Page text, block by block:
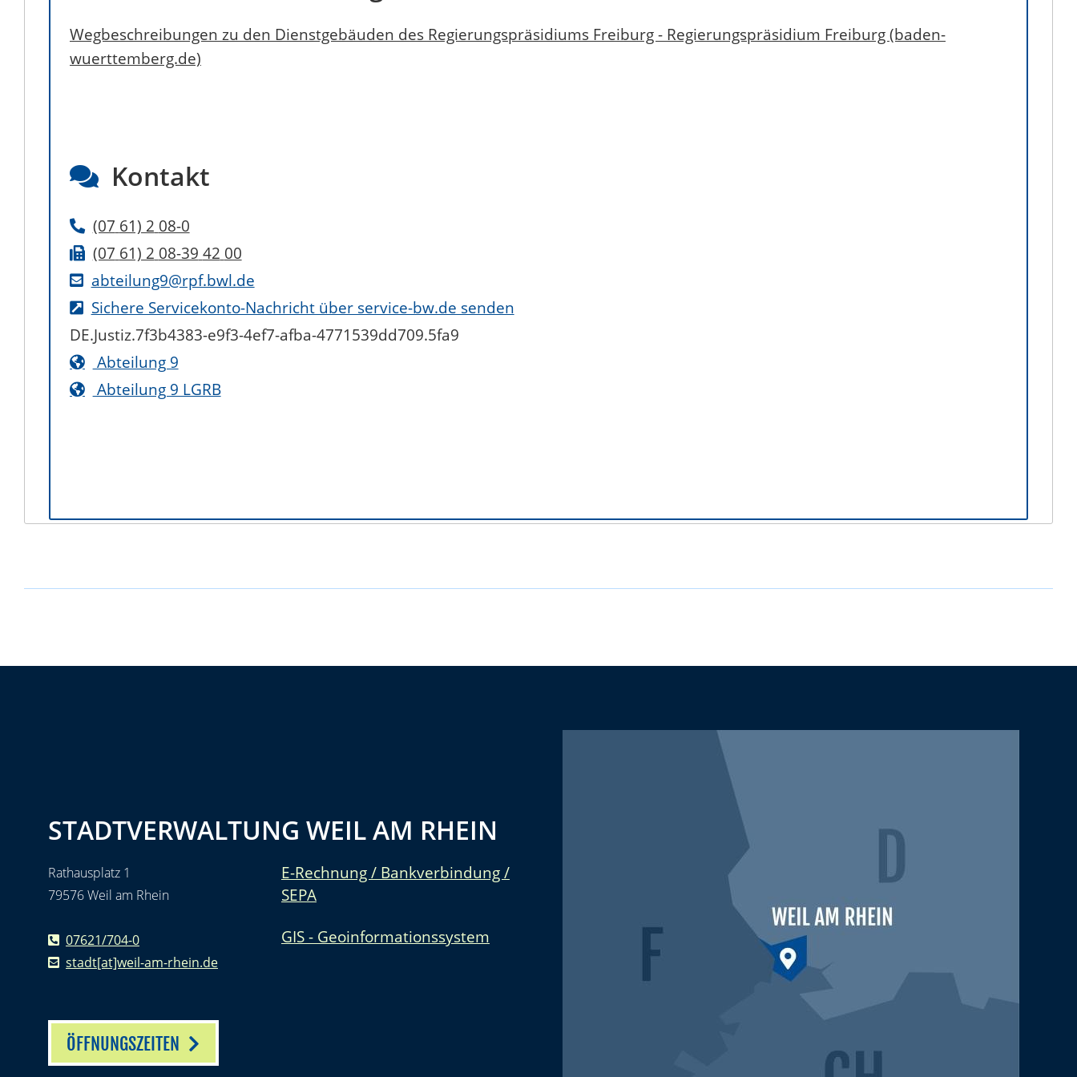
Wegbeschreibungen zu den Dienstgebäuden des Regierungspräsidiums Freiburg - Regierungspräsidium Freiburg (baden-
wuerttemberg.de)
Kontakt
(07 61) 2 08-0
(07 61) 2 08-39 42 00
abteilung9@rpf.bwl.de
Sichere Servicekonto-Nachricht über service-bw.de senden
DE.Justiz.7f3b4383-e9f3-4ef7-afba-4771539dd709.5fa9
Abteilung 9
Abteilung 9 LGRB
STADTVERWALTUNG WEIL AM RHEIN
Rathausplatz 1
79576 Weil am Rhein
07621/704-0
stadt[at]weil-am-rhein.de
ÖFFNUNGSZEITEN
E-Rechnung / Bankverbindung /
SEPA
GIS - Geoinformationssystem